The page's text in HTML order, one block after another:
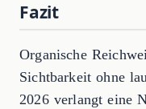
Fazit
Organische
Sichtbarkeit ohne
2026 verlangt eine